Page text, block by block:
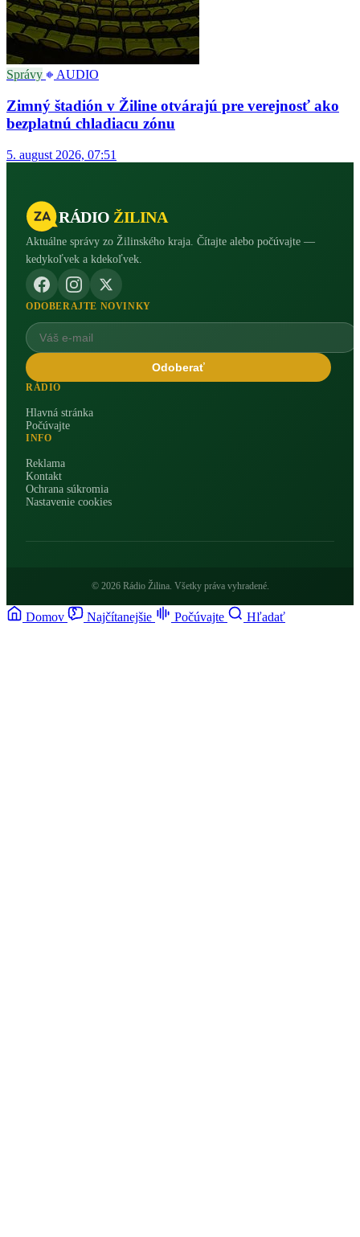
Správy AUDIO
Zimný štadión v Žiline otvárajú pre verejnosť ako
bezplatnú chladiacu zónu
5. august 2026, 07:51
RÁDIO ŽILINA
Aktuálne správy zo Žilinského kraja. Čítajte alebo počúvajte —
kedykoľvek a kdekoľvek.
ODOBERAJTE NOVINKY
Odoberať
RÁDIO
Hlavná stránka
Počúvajte
INFO
Reklama
Kontakt
Ochrana súkromia
Nastavenie cookies
© 2026 Rádio Žilina. Všetky práva vyhradené.
Domov Najčítanejšie Počúvajte Hľadať